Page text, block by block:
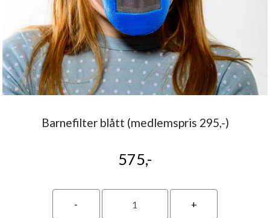
Barnefilter blått (medlemspris 295,-)
575,-